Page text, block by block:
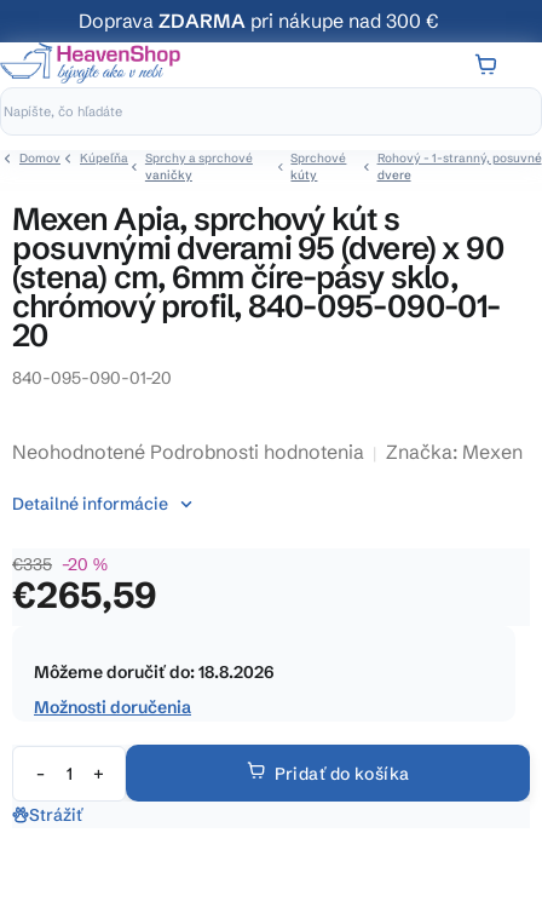
na
obsah
Doprava ZDARMA pri nákupe nad 300 €
Domov Kúpeľňa
Sprchy a sprchové
vaničky
Sprchové
kúty
Rohový - 1-stranný, posuvné
dvere
Mexen Apia, sprchový kút s
posuvnými dverami 95 (dvere) x 90
(stena) cm, 6mm číre-pásy sklo,
chrómový profil, 840-095-090-01-
20
840-095-090-01-20
Priemerné
produktu
0,0
z
Neohodnotené Podrobnosti hodnotenia Značka: Mexen
€335 –20 %
€265,59
cena:
Môžeme doručiť do:18.8.2026
Možnosti doručenia
Pridať do košíka
Detailné informácie
Strážiť